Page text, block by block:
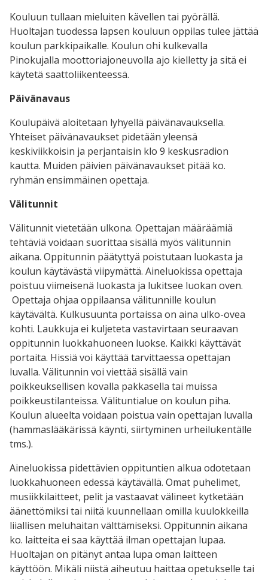
Kouluun tullaan mieluiten kävellen tai pyörällä.
Huoltajan tuodessa lapsen kouluun oppilas tulee jättää
koulun parkkipaikalle. Koulun ohi kulkevalla
Pinokujalla moottoriajoneuvolla ajo kielletty ja sitä ei
käytetä saattoliikenteessä.
Päivänavaus
Koulupäivä aloitetaan lyhyellä päivänavauksella.
Yhteiset päivänavaukset pidetään yleensä
keskiviikkoisin ja perjantaisin klo 9 keskusradion
kautta. Muiden päivien päivänavaukset pitää ko.
ryhmän ensimmäinen opettaja.
Välitunnit
Välitunnit vietetään ulkona. Opettajan määräämiä
tehtäviä voidaan suorittaa sisällä myös välitunnin
aikana. Oppitunnin päätyttyä poistutaan luokasta ja
koulun käytävästä viipymättä. Aineluokissa opettaja
poistuu viimeisenä luokasta ja lukitsee luokan oven.
Opettaja ohjaa oppilaansa välitunnille koulun
käytävältä. Kulkusuunta portaissa on aina ulko-ovea
kohti. Laukkuja ei kuljeteta vastavirtaan seuraavan
oppitunnin luokkahuoneen luokse. Kaikki käyttävät
portaita. Hissiä voi käyttää tarvittaessa opettajan
luvalla. Välitunnin voi viettää sisällä vain
poikkeuksellisen kovalla pakkasella tai muissa
poikkeustilanteissa. Välituntialue on koulun piha.
Koulun alueelta voidaan poistua vain opettajan luvalla
(hammaslääkärissä käynti, siirtyminen urheilukentälle
tms.).
Aineluokissa pidettävien oppituntien alkua odotetaan
luokkahuoneen edessä käytävällä. Omat puhelimet,
musiikkilaitteet, pelit ja vastaavat välineet kytketään
äänettömiksi tai niitä kuunnellaan omilla kuulokkeilla
liiallisen meluhaitan välttämiseksi. Oppitunnin aikana
ko. laitteita ei saa käyttää ilman opettajan lupaa.
Huoltajan on pitänyt antaa lupa oman laitteen
käyttöön. Mikäli niistä aiheutuu haittaa opetukselle tai